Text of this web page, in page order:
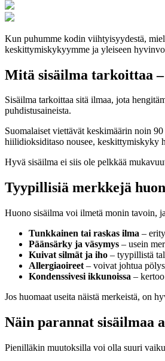
Kun puhumme kodin viihtyisyydestä,
keskittymiskykyymme ja yleiseen
Mitä sisäilma tarkoittaa
Sisäilma tarkoittaa sitä ilmaa, jota
puhdistusaineista.
Suomalaiset viettävät keskimäärin noin
hiilidioksiditaso nousee, keskittymiskyky
Hyvä sisäilma ei siis ole pelkkää
Tyypillisiä merkkejä
Huono sisäilma voi ilmetä monin tavoin,
Tunkkainen tai raskas ilma –
Päänsärky ja väsymys – usein
Kuivat silmät ja iho – tyypillistä
Allergiaoireet – voivat johtua
Kondenssivesi ikkunoissa –
Jos huomaat useita näistä merkeistä, on
Näin parannat sisäilmaa
Pienilläkin muutoksilla voi olla suuri